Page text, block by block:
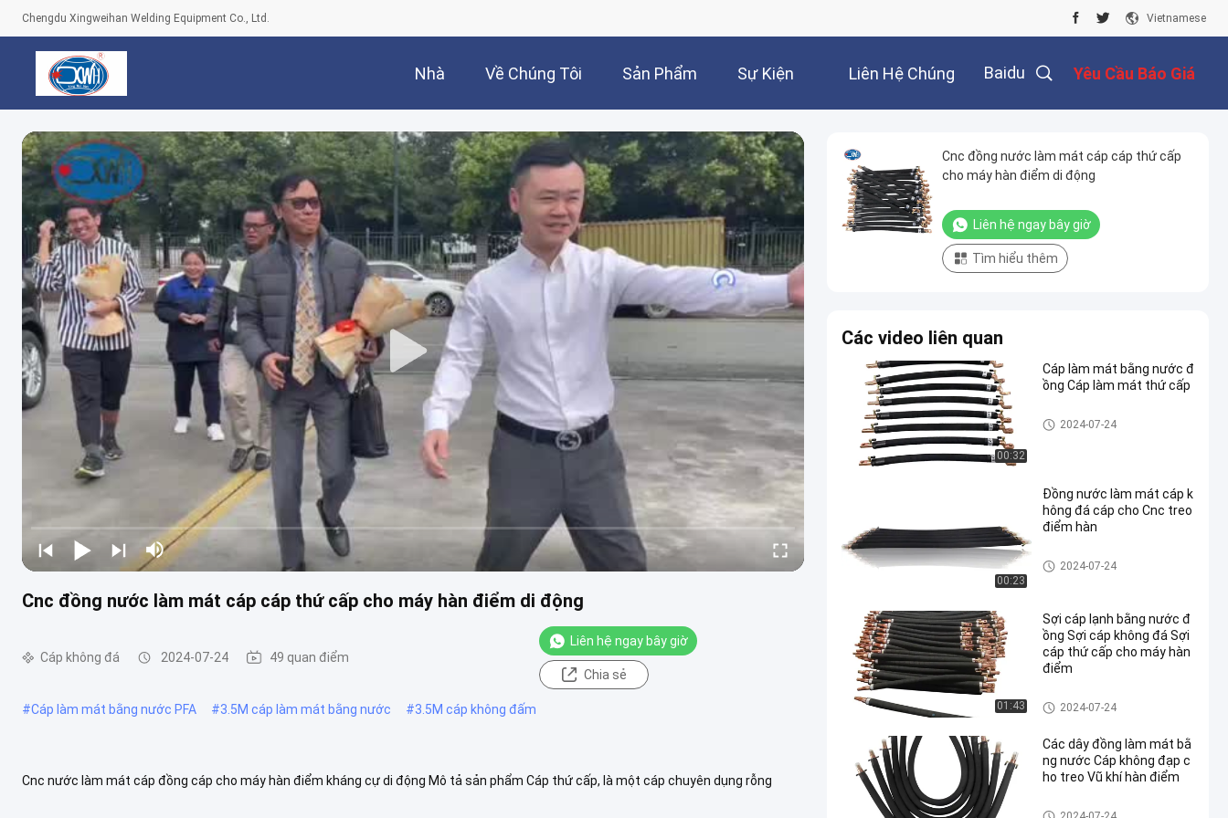
Chengdu Xingweihan Welding Equipment Co., Ltd. Vietnamese
Nhà Về Chúng Tôi Sản Phẩm Sự Kiện Liên Hệ Chúng
Tôi
Baidu Yêu Cầu Báo Giá
Cnc đồng nước làm mát cáp cáp thứ cấp cho máy hàn điểm di động
Cáp không đá 2024-07-24 49 quan điểm
Liên hệ ngay bây giờ
Chia sẻ
#Cáp làm mát bằng nước PFA #3.5M cáp làm mát bằng nước #3.5M cáp không đấm
Cnc nước làm mát cáp đồng cáp cho máy hàn điểm kháng cự di động Mô tả sản phẩm Cáp thứ cấp, là một cáp chuyên dụng rỗng
Cnc đồng nước làm mát cáp cáp thứ cấp
cho máy hàn điểm di động
Liên hệ ngay bây giờ
Tìm hiểu thêm
Các video liên quan
00:32
Cáp làm mát bằng nước đ
ồng Cáp làm mát thứ cấp
Cáp không đá
2024-07-24
00:23
Đồng nước làm mát cáp k
hông đá cáp cho Cnc treo
điểm hàn
Cáp không đá
2024-07-24
01:43
Sợi cáp lạnh bằng nước đ
ồng Sợi cáp không đá Sợi
cáp thứ cấp cho máy hàn
điểm
Cáp không đá
2024-07-24
Các dây đồng làm mát bằ
ng nước Cáp không đạp c
ho treo Vũ khí hàn điểm
Cáp không đá